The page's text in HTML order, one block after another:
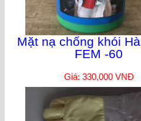
Mặt nạ chống khói
FEM -60
Giá: 330,000 VNĐ